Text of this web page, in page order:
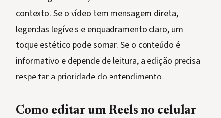
contexto. Se o vídeo tem mensagem direta,
legendas legíveis e enquadramento claro, um
toque estético pode somar. Se o conteúdo é
informativo e depende de leitura, a edição precisa
respeitar a prioridade do entendimento.
Como editar um Reels no celular